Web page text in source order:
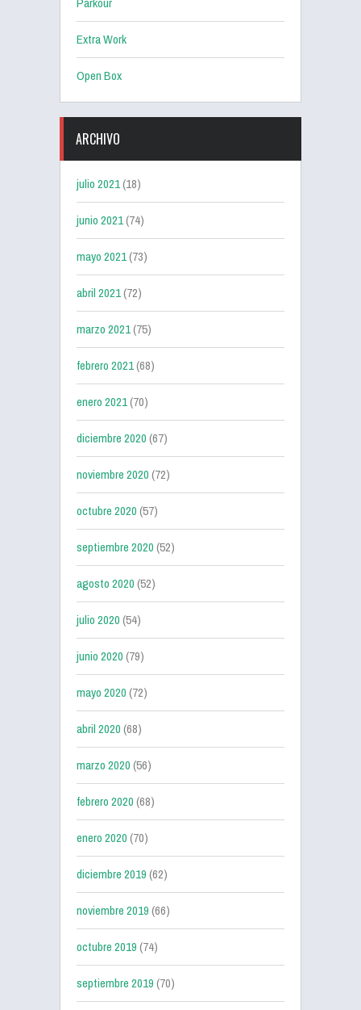
Extra Work
Open Box
ARCHIVO
julio 2021(18)
junio 2021(74)
mayo 2021(73)
abril 2021(72)
marzo 2021(75)
febrero 2021(68)
enero 2021(70)
diciembre 2020(67)
noviembre 2020(72)
octubre 2020(57)
septiembre 2020(52)
agosto 2020(52)
julio 2020(54)
junio 2020(79)
mayo 2020(72)
abril 2020(68)
marzo 2020(56)
febrero 2020(68)
enero 2020(70)
diciembre 2019(62)
noviembre 2019(66)
octubre 2019(74)
septiembre 2019(70)